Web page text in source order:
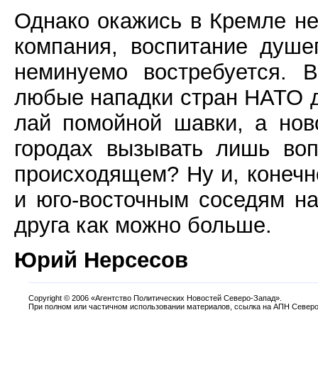
Однако окажись в Кремле
компания, воспитание
неминуемо востребуется.
любые нападки стран НАТО
лай помойной шавки, а
городах вызывать лишь
происходящем? Ну и,
и юго-восточным соседям
друга как можно больше.
Юрий Нерсесов
Copyright © 2006 «Агентство Политических Новостей Северо-Запад».
При полном или частичном использовании материалов, ссылка на АПН